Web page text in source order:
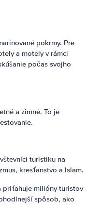
pokrmy. Pre
a motely v rámci
počas svojho
a zimné. To je
turistiku na
kresťanstvo a Islam.
priťahuje milióny turistov
spôsob, ako